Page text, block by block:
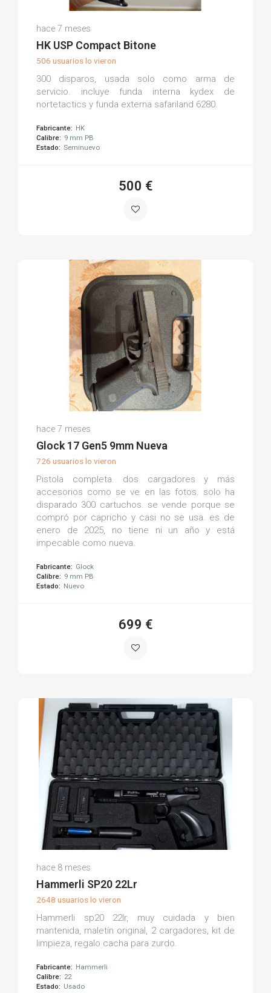
hace 7 meses
HK USP Compact Bitone
506 usuarios lo vieron
300 disparos, usada solo como arma de
servicio. incluye funda interna kydex de
nortetactics y funda externa safariland 6280.
Fabricante: HK
Calibre: 9 mm PB
Estado: Seminuevo
500 €
(0)
hace 7 meses
Glock 17 Gen5 9mm Nueva
726 usuarios lo vieron
Pistola completa. dos cargadores y más
accesorios como se ve en las fotos. solo ha
disparado 300 cartuchos. se vende porque se
compró por capricho y casi no se usa. es de
enero de 2025, no tiene ni un año y está
impecable como nueva.
Fabricante: Glock
Calibre: 9 mm PB
Estado: Nuevo
699 €
(0)
hace 8 meses
Hammerli SP20 22Lr
2648 usuarios lo vieron
Hammerli sp20 22lr, muy cuidada y bien
mantenida, maletín original, 2 cargadores, kit de
limpieza, regalo cacha para zurdo.
Fabricante: Hammerli
Calibre: 22
Estado: Usado